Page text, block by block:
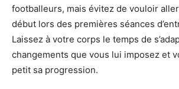
footballeurs, mais évitez de vouloir
début lors des premières séances
Laissez à votre corps le temps de
changements que vous lui imposez et
petit sa progression.